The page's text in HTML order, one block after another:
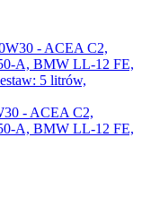
- ACEA C2,
A, BMW LL-12 FE,